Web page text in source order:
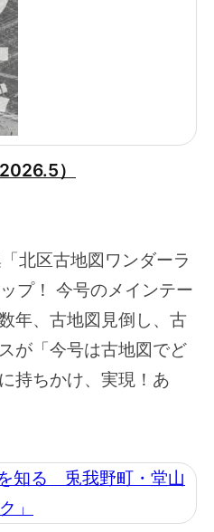
）
北区古地図ワンダーラ
プ！ 今号のメインテー
年、古地図見倒し、古
が「今号は古地図でど
持ちかけ、実現！あ